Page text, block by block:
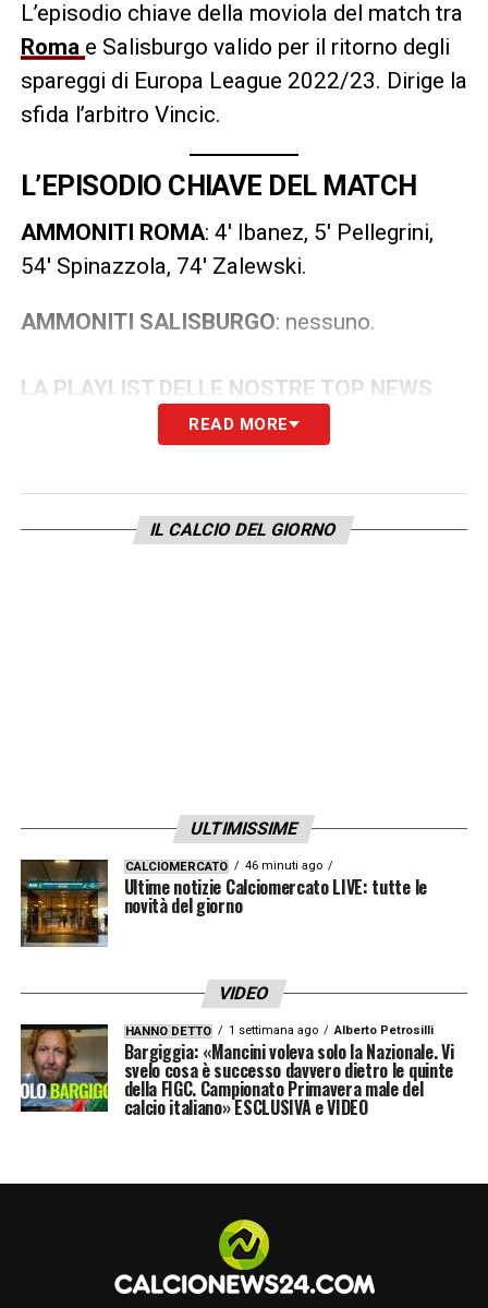
L’episodio chiave della moviola del match tra
Roma e Salisburgo valido per il ritorno degli
spareggi di Europa League 2022/23. Dirige la
sfida l’arbitro Vincic.
L’EPISODIO CHIAVE DEL MATCH
AMMONITI ROMA: 4′ Ibanez, 5′ Pellegrini,
54′ Spinazzola, 74′ Zalewski.
AMMONITI SALISBURGO: nessuno.
LA PLAYLIST DELLE NOSTRE TOP NEWS
READ MORE
IL CALCIO DEL GIORNO
ULTIMISSIME
CALCIOMERCATO 46 minuti ago
Ultime notizie Calciomercato LIVE: tutte le
novità del giorno
VIDEO
HANNO DETTO 1 settimana ago Alberto Petrosilli
Bargiggia: «Mancini voleva solo la Nazionale. Vi
svelo cosa è successo davvero dietro le quinte
della FIGC. Campionato Primavera male del
calcio italiano» ESCLUSIVA e VIDEO